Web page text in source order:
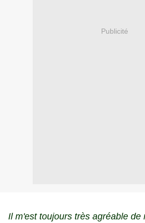
Publicité
Il m'est toujours très agréable de